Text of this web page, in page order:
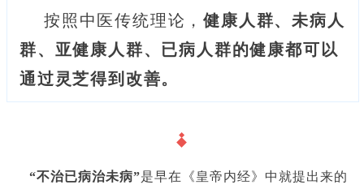
按照中医传统理论，健康人群、未病人
群、亚健康人群、已病人群的健康都可以
通过灵芝得到改善。
“不治已病治未病”是早在《皇帝内经》中就提出来的